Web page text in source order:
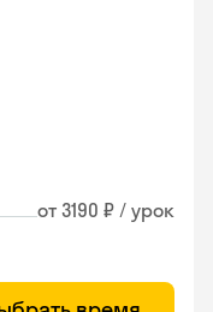
от 3190 ₽ / урок